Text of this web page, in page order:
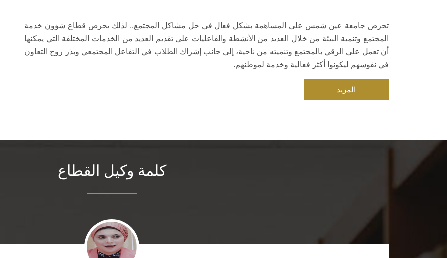
تحرص جامعة عين شمس على المساهمة بشكل فعال في حل مشاكل المجتمع.. لذلك يحرص قطاع شؤون خدمة
المجتمع وتنمية البيئة من خلال العديد من الأنشطة والفاعليات على تقديم العديد من الخدمات المختلفة التي يمكنها
أن تعمل على الرقي بالمجتمع وتنميته من ناحية، إلى جانب إشراك الطلاب في التفاعل المجتمعي وبذر روح التعاون
في نفوسهم ليكونوا أكثر فعالية وخدمة لموطنهم.
المزيد
كلمة وكيل القطاع